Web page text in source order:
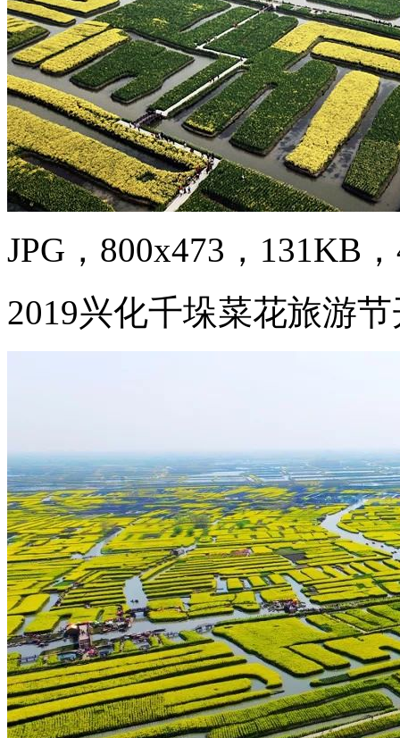
JPG，800x473，131KB
2019兴化千垛菜花旅游